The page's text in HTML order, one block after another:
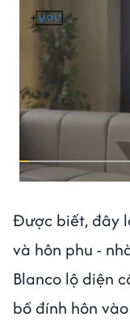
Được biết, đây
và hôn phu -
Blanco lộ diện
bố đính hôn